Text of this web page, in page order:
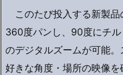
このたび投入する新製
360度パンし、90度にチ
のデジタルズームが可能
好きな角度・場所の映像